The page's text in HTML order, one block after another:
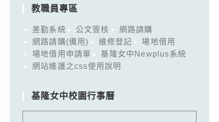
教職員專區
差勤系統 公文簽核
網路請購
網路請購(備用)
維修登記
場地借用
場地借用申請單
基隆女中Newplus系統
網站維護之css使用說明
基隆女中校園行事曆